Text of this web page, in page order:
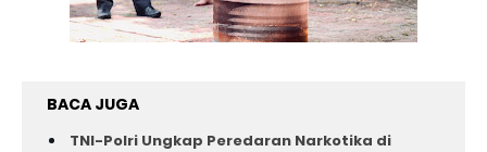
BACA JUGA
TNI-Polri Ungkap Peredaran Narkotika di